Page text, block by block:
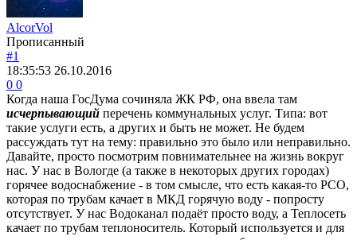
AlcorVol
Прописанный
#1
18:35:53 26.10.2016
0 0
Когда наша ГосДума сочиняла ЖК РФ, она ввела там
исчерпывающий перечень коммунальных услуг. Типа: вот
такие услуги есть, а других и быть не может. Не будем
рассуждать тут на тему: правильно это было или неправильно.
Давайте, просто посмотрим повнимательнее на жизнь вокруг
нас. У нас в Вологде (а также в некоторых других городах)
горячее водоснабжение - в том смысле, что есть какая-то РСО,
которая по трубам качает в МКД горячую воду - попросту
отсутствует. У нас Водоканал подаёт просто воду, а Теплосеть
качает по трубам теплоноситель. Который используется и для